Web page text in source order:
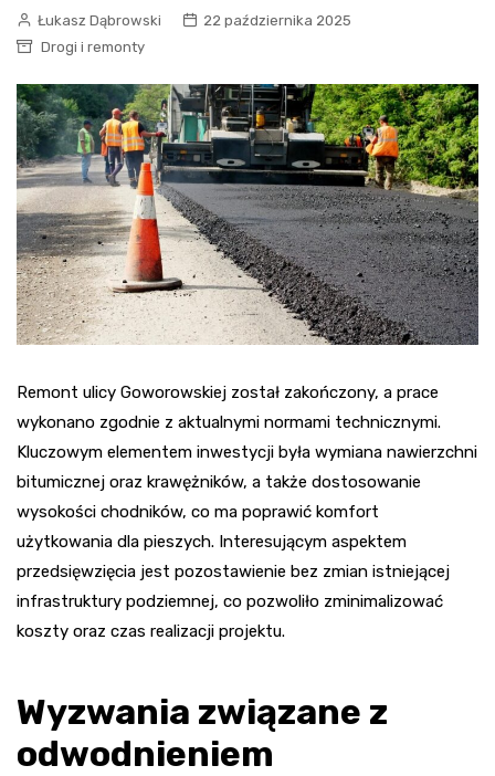
Łukasz Dąbrowski
22 października 2025
Drogi i remonty
Remont ulicy Goworowskiej został zakończony, a prace
wykonano zgodnie z aktualnymi normami technicznymi.
Kluczowym elementem inwestycji była wymiana nawierzchni
bitumicznej oraz krawężników, a także dostosowanie
wysokości chodników, co ma poprawić komfort
użytkowania dla pieszych. Interesującym aspektem
przedsięwzięcia jest pozostawienie bez zmian istniejącej
infrastruktury podziemnej, co pozwoliło zminimalizować
koszty oraz czas realizacji projektu.
Wyzwania związane z
odwodnieniem